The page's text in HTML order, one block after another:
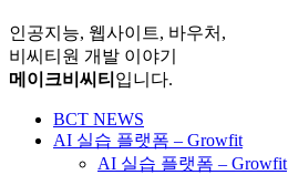
인공지능, 웹사이트, 바우처,
비씨티원 개발 이야기
메이크비씨티 입니다.
BCT NEWS
AI 실습 플랫폼 – Growfit
AI 실습 플랫폼 – Growfit